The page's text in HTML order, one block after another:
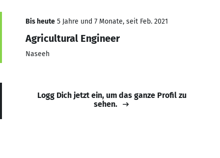
Bis heute 5 Jahre und 7 Monate, seit Feb. 2021
Agricultural Engineer
Naseeh
Logg Dich jetzt ein, um das ganze Profil zu
sehen.